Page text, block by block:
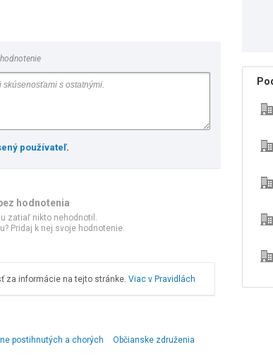
používateľ.
hodnotenia
zatiaľ nikto nehodnotil.
Pridaj k nej svoje hodnotenie.
za informácie na tejto stránke. Viac v Pravidlách
postihnutých a chorých Občianske združenia